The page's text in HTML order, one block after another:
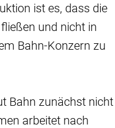
ist es, dass die
und nicht in
Bahn-Konzern zu
Bahn zunächst nicht
arbeitet nach